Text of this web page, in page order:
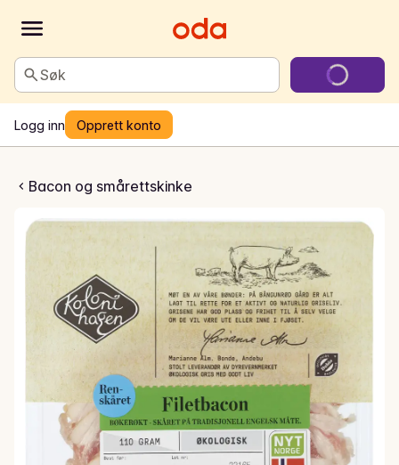
Søk
Logg inn Opprett konto
Bacon og smårettskinke
filetbacon